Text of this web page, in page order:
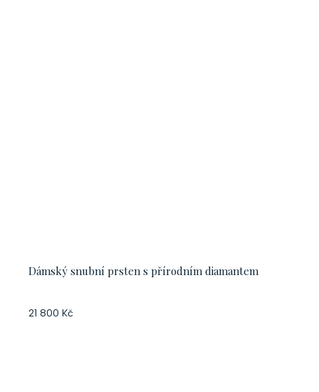
Dámský snubní prsten s přírodním diamantem
21 800 Kč